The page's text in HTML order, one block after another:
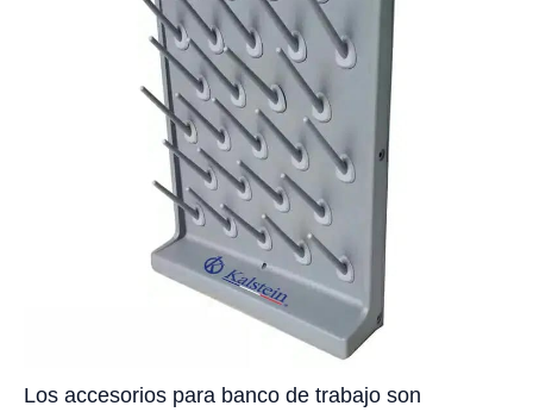
Los accesorios para banco de trabajo son